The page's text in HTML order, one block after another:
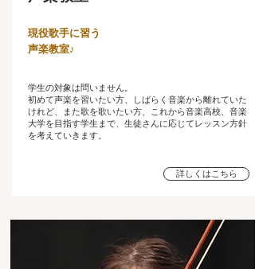
現役歌手に習う
​声楽教室♪
学生の対象は問いません。
初めて声楽を習いたい方、しばらく音楽から離れていた
けれど、また歌を歌いたい方、これから音楽高校、音楽
大学を目指す学生まで、生徒さんに応じてレッスン方針
を考えていきます。
詳しくはこちら